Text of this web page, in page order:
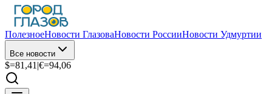
ПолезноеНовости ГлазоваНовости РоссииНовости Удмуртии
Все новости
$=81,41 |€=94,06